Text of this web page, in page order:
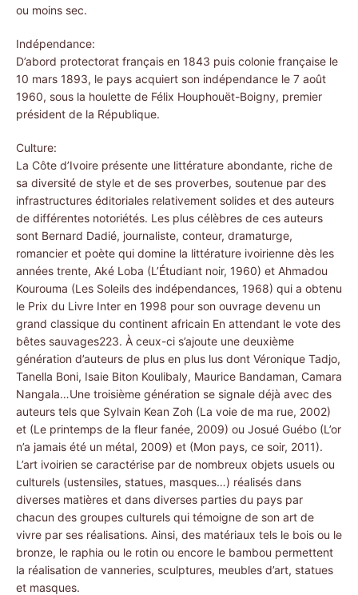
ou moins sec.
Indépendance:
D’abord protectorat français en 1843 puis colonie française le
10 mars 1893, le pays acquiert son indépendance le 7 août
1960, sous la houlette de Félix Houphouët-Boigny, premier
président de la République.
Culture:
La Côte d’Ivoire présente une littérature abondante, riche de
sa diversité de style et de ses proverbes, soutenue par des
infrastructures éditoriales relativement solides et des auteurs
de différentes notoriétés. Les plus célèbres de ces auteurs
sont Bernard Dadié, journaliste, conteur, dramaturge,
romancier et poète qui domine la littérature ivoirienne dès les
années trente, Aké Loba (L’Étudiant noir, 1960) et Ahmadou
Kourouma (Les Soleils des indépendances, 1968) qui a obtenu
le Prix du Livre Inter en 1998 pour son ouvrage devenu un
grand classique du continent africain En attendant le vote des
bêtes sauvages223. À ceux-ci s’ajoute une deuxième
génération d’auteurs de plus en plus lus dont Véronique Tadjo,
Tanella Boni, Isaie Biton Koulibaly, Maurice Bandaman, Camara
Nangala…Une troisième génération se signale déjà avec des
auteurs tels que Sylvain Kean Zoh (La voie de ma rue, 2002)
et (Le printemps de la fleur fanée, 2009) ou Josué Guébo (L’or
n’a jamais été un métal, 2009) et (Mon pays, ce soir, 2011).
L’art ivoirien se caractérise par de nombreux objets usuels ou
culturels (ustensiles, statues, masques…) réalisés dans
diverses matières et dans diverses parties du pays par
chacun des groupes culturels qui témoigne de son art de
vivre par ses réalisations. Ainsi, des matériaux tels le bois ou le
bronze, le raphia ou le rotin ou encore le bambou permettent
la réalisation de vanneries, sculptures, meubles d’art, statues
et masques.